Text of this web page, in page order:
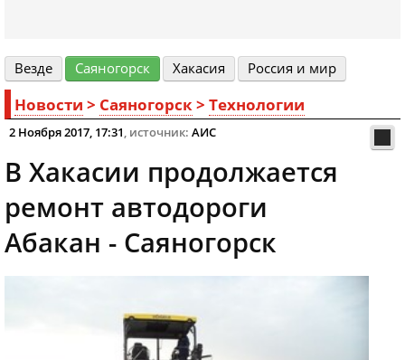
Везде Cаяногорск Хакасия Россия и мир
Новости > Cаяногорск> Технологии
2 Ноября 2017, 17:31, источник: АИС
В Хакасии продолжается
ремонт автодороги
Абакан - Саяногорск